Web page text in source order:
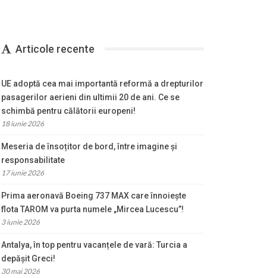
Articole recente
UE adoptă cea mai importantă reformă a drepturilor
pasagerilor aerieni din ultimii 20 de ani. Ce se
schimbă pentru călătorii europeni!
18 iunie 2026
Meseria de însoțitor de bord, între imagine și
responsabilitate
17 iunie 2026
Prima aeronavă Boeing 737 MAX care înnoiește
flota TAROM va purta numele „Mircea Lucescu”!
3 iunie 2026
Antalya, în top pentru vacanțele de vară: Turcia a
depășit Greci!
30 mai 2026